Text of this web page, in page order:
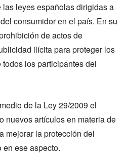
leyes españolas dirigidas a
consumidor en el país. En su
de actos de
ilícita para proteger los
los participantes del
de la Ley 29/2009 el
nuevos artículos en materia de
mejorar la protección del
ese aspecto.